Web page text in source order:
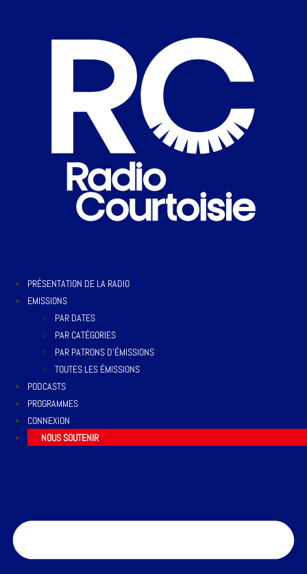
PRÉSENTATION DE LA RADIO
EMISSIONS
PAR DATES
PAR CATÉGORIES
PAR PATRONS D’ÉMISSIONS
TOUTES LES ÉMISSIONS
PODCASTS
PROGRAMMES
CONNEXION
NOUS SOUTENIR